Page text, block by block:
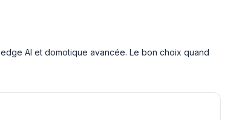
edge AI et domotique avancée. Le bon choix quand